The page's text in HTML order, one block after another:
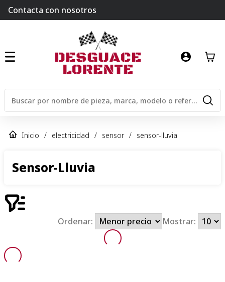
Contacta con nosotros
Inicio / electricidad / sensor / sensor-lluvia
Sensor-Lluvia
Ordenar: Mostrar: